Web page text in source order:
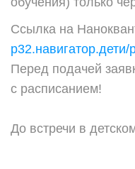
Ссылка на
Перед подачей
с расписанием!
До встречи в